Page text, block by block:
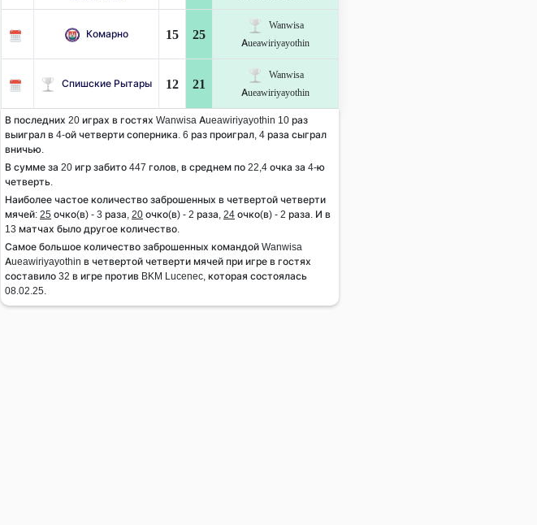
Комарно 15 25
Wanwisa
Aueawiriyayothin
Спишские Рытары 12 21
Wanwisa
Aueawiriyayothin
В последних 20 играх в гостях Wanwisa Aueawiriyayothin 10 раз
выиграл в 4-ой четверти соперника. 6 раз проиграл, 4 раза сыграл
вничью.
В сумме за 20 игр забито 447 голов, в среднем по 22,4 очка за 4-ю
четверть.
Наиболее частое количество заброшенных в четвертой четверти
мячей: 25 очко(в) - 3 раза, 20 очко(в) - 2 раза, 24 очко(в) - 2 раза. И в
13 матчах было другое количество.
Самое большое количество заброшенных командой Wanwisa
Aueawiriyayothin в четвертой четверти мячей при игре в гостях
составило 32 в игре против BKM Lucenec, которая состоялась
08.02.25.